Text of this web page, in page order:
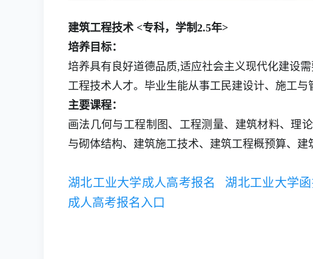
建筑工程技术 <专科，学制2.5年>
培养目标：
培养具有良好道德品质,适应社会主义现代化建设
工程技术人才。毕业生能从事工民建设计、施工
主要课程：
画法几何与工程制图、工程测量、建筑材料、理
与砌体结构、建筑施工技术、建筑工程概预算、建
湖北工业大学成人高考报名 湖北工业大学
成人高考报名入口